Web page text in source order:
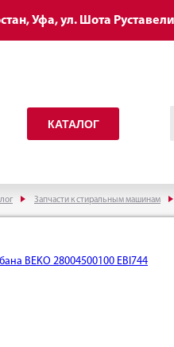
Уфа, ул. Шота
КАТАЛОГ
Запчасти к стиральным машинам